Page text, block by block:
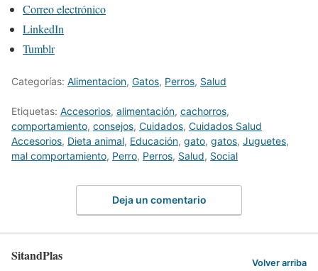
Correo electrónico
LinkedIn
Tumblr
Categorías: Alimentacion, Gatos, Perros, Salud
Etiquetas: Accesorios, alimentación, cachorros,
comportamiento, consejos, Cuidados, Cuidados Salud
Accesorios, Dieta animal, Educación, gato, gatos, Juguetes,
mal comportamiento, Perro, Perros, Salud, Social
Deja un comentario
SitandPlas Volver arriba